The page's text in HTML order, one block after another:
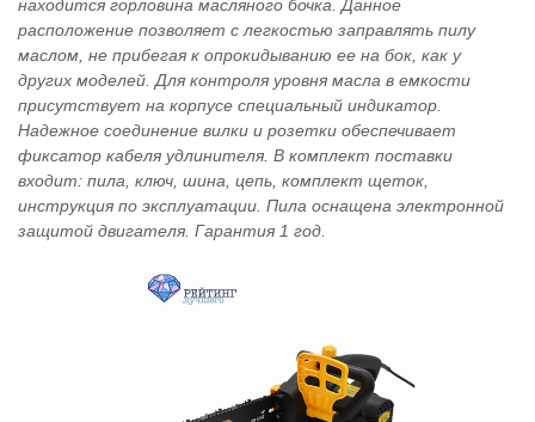
находится горловина масляного бочка. Данное
расположение позволяет с легкостью заправлять пилу
маслом, не прибегая к опрокидыванию ее на бок, как у
других моделей. Для контроля уровня масла в емкости
присутствует на корпусе специальный индикатор.
Надежное соединение вилки и розетки обеспечивает
фиксатор кабеля удлинителя. В комплект поставки
входит: пила, ключ, шина, цепь, комплект щеток,
инструкция по эксплуатации. Пила оснащена электронной
защитой двигателя. Гарантия 1 год.